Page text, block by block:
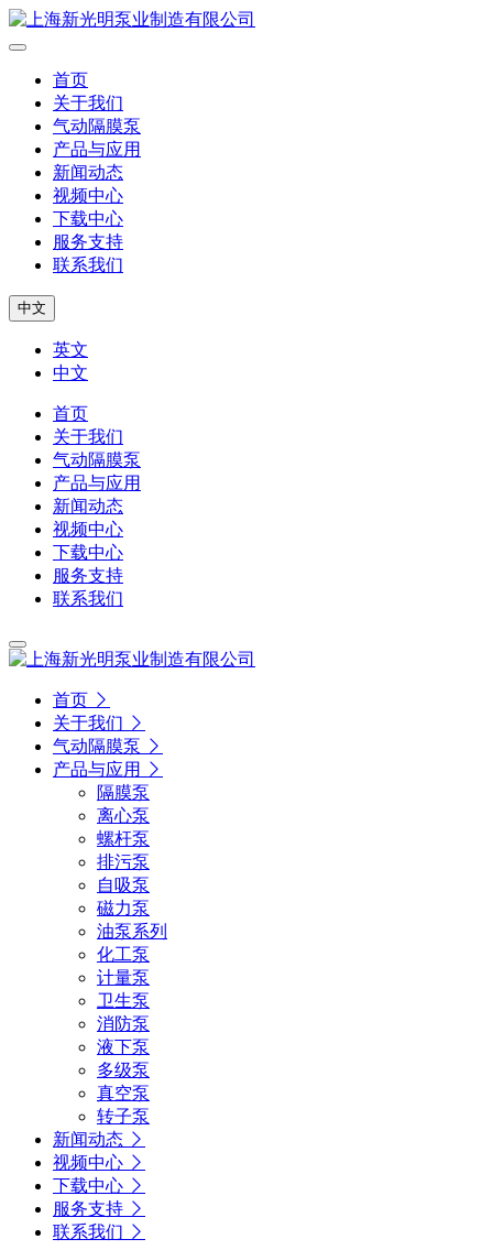
首页
关于我们
气动隔膜泵
产品与应用
新闻动态
视频中心
下载中心
服务支持
联系我们
中文
英文
中文
首页
关于我们
气动隔膜泵
产品与应用
新闻动态
视频中心
下载中心
服务支持
联系我们
首页
关于我们
气动隔膜泵
产品与应用
隔膜泵
离心泵
螺杆泵
排污泵
自吸泵
磁力泵
油泵系列
化工泵
计量泵
卫生泵
消防泵
液下泵
多级泵
真空泵
转子泵
新闻动态
视频中心
下载中心
服务支持
联系我们